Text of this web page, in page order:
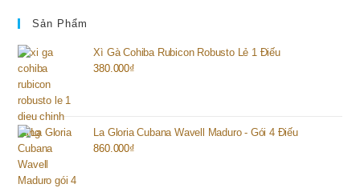
Sản Phẩm
Xì Gà Cohiba Rubicon Robusto Lẻ 1 Điếu
380.000₫
La Gloria Cubana Wavell Maduro - Gói 4 Điếu
860.000₫